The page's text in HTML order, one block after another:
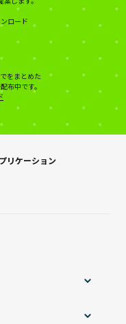
ロード
をまとめた
布中です。
リケーション